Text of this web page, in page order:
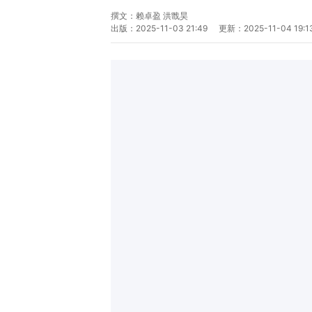
撰文： 赖卓盈 洪戬昊
出版： 2025-11-03 21:49 更新： 2025-11-04